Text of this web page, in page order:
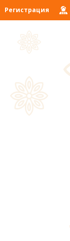
Регистрация